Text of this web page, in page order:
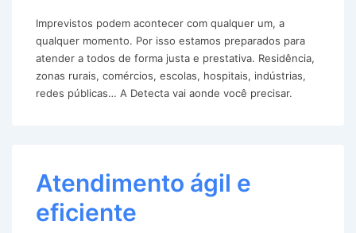
Imprevistos podem acontecer com qualquer um, a
qualquer momento. Por isso estamos preparados para
atender a todos de forma justa e prestativa. Residência,
zonas rurais, comércios, escolas, hospitais, indústrias,
redes públicas… A Detecta vai aonde você precisar.
Atendimento ágil e
eficiente